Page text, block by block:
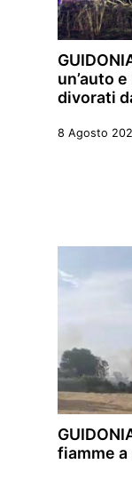
un’auto
divorati
8 Agosto
fiamme